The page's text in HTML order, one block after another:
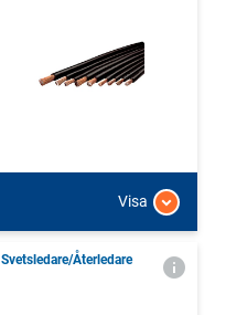
Visa
Svetsledare/Återledare